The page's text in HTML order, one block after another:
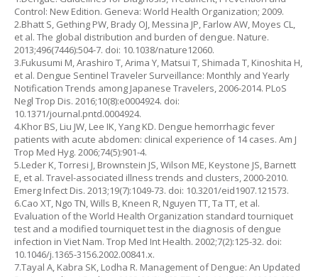
Control: New Edition. Geneva: World Health Organization; 2009.
2.Bhatt S, Gething PW, Brady OJ, Messina JP, Farlow AW, Moyes CL,
et al. The global distribution and burden of dengue. Nature.
2013;496(7446):504-7. doi: 10.1038/nature12060.
3.Fukusumi M, Arashiro T, Arima Y, Matsui T, Shimada T, Kinoshita H,
et al. Dengue Sentinel Traveler Surveillance: Monthly and Yearly
Notification Trends among Japanese Travelers, 2006-2014. PLoS
Negl Trop Dis. 2016;10(8):e0004924. doi:
10.1371/journal.pntd.0004924.
4.Khor BS, Liu JW, Lee IK, Yang KD. Dengue hemorrhagic fever
patients with acute abdomen: clinical experience of 14 cases. Am J
Trop Med Hyg. 2006;74(5):901-4.
5.Leder K, Torresi J, Brownstein JS, Wilson ME, Keystone JS, Barnett
E, et al. Travel-associated illness trends and clusters, 2000-2010.
Emerg Infect Dis. 2013;19(7):1049-73. doi: 10.3201/eid1907.121573.
6.Cao XT, Ngo TN, Wills B, Kneen R, Nguyen TT, Ta TT, et al.
Evaluation of the World Health Organization standard tourniquet
test and a modified tourniquet test in the diagnosis of dengue
infection in Viet Nam. Trop Med Int Health. 2002;7(2):125-32. doi:
10.1046/j.1365-3156.2002.00841.x.
7.Tayal A, Kabra SK, Lodha R. Management of Dengue: An Updated